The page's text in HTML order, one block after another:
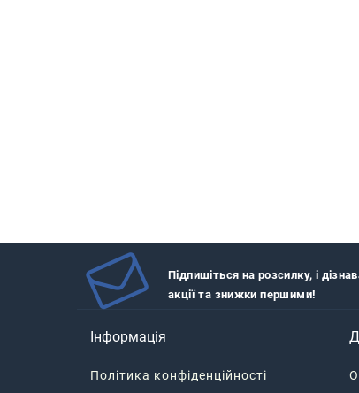
Підпишіться на розсилку, і
акції та знижки першими!
Інформація
Політика конфіденційності